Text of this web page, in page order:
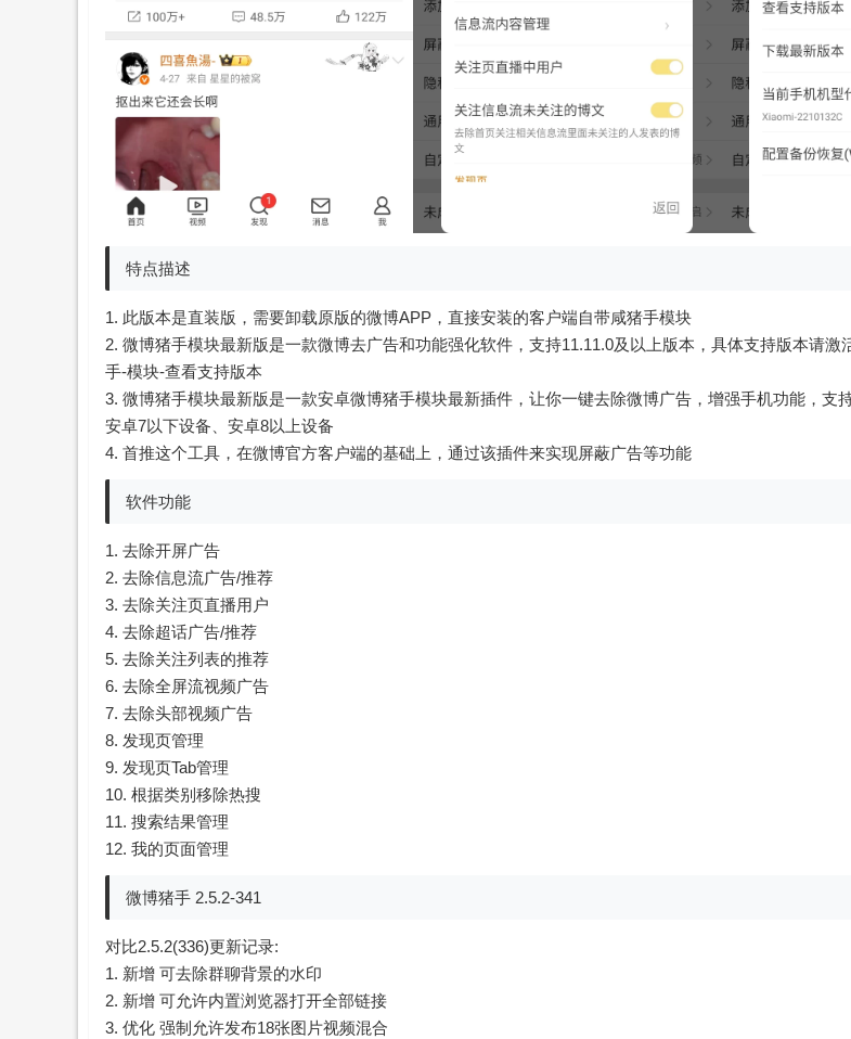
特点描述
1. 此版本是直装版，需要卸载原版的微博APP，直接安装的客户端自带咸猪手模块
2. 微博猪手模块最新版是一款微博去广告和功能强化软件，支持11.11.0及以上版本，具体支持版本请激
手-模块-查看支持版本
3. 微博猪手模块最新版是一款安卓微博猪手模块最新插件，让你一键去除微博广告，增强手机功能，支
安卓7以下设备、安卓8以上设备
4. 首推这个工具，在微博官方客户端的基础上，通过该插件来实现屏蔽广告等功能
软件功能
1. 去除开屏广告
2. 去除信息流广告/推荐
3. 去除关注页直播用户
4. 去除超话广告/推荐
5. 去除关注列表的推荐
6. 去除全屏流视频广告
7. 去除头部视频广告
8. 发现页管理
9. 发现页Tab管理
10. 根据类别移除热搜
11. 搜索结果管理
12. 我的页面管理
微博猪手 2.5.2-341
对比2.5.2(336)更新记录:
1. 新增 可去除群聊背景的水印
2. 新增 可允许内置浏览器打开全部链接
3. 优化 强制允许发布18张图片视频混合